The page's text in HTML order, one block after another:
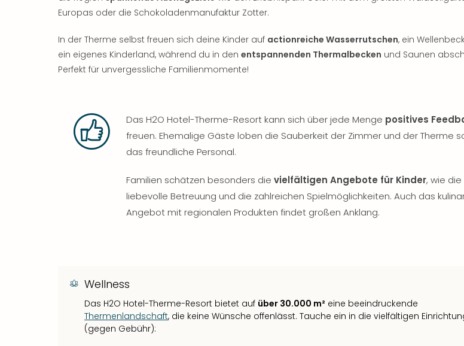
Europas oder die Schokoladenmanufaktur Zotter.
In der Therme selbst freuen sich deine Kinder auf actionreiche Wasserrutschen, ein
ein eigenes Kinderland, während du in den entspannenden Thermalbecken und Saunen
Perfekt für unvergessliche Familienmomente!
Das H2O Hotel-Therme-Resort kann sich über jede Menge positives
freuen. Ehemalige Gäste loben die Sauberkeit der Zimmer und der Therme
das freundliche Personal.
Familien schätzen besonders die vielfältigen Angebote für Kinder, wie die
liebevolle Betreuung und die zahlreichen Spielmöglichkeiten. Auch das
Angebot mit regionalen Produkten findet großen Anklang.
Wellness
Das H2O Hotel-Therme-Resort bietet auf über 30.000 m² eine beeindruckende
Thermenlandschaft, die keine Wünsche offenlässt. Tauche ein in die vielfältigen
(gegen Gebühr):